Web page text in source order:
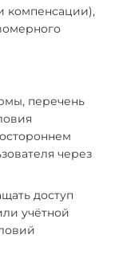
компенсации),
перечень
через
доступ
учётной